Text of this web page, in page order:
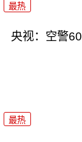
最热
央视：空警
最热